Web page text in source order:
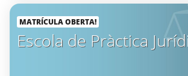
MATRÍCULA OBERTA!
Escola de Pràctica